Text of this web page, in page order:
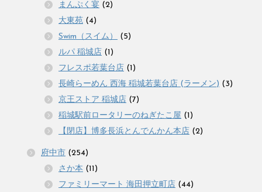
まんぷく宴 (2)
大東苑 (4)
Swim（スイム）
(5)
ルパ 稲城店 (1)
フレスポ若葉台店 (1)
長崎らーめん 西海 稲城若葉台店 (ラーメン) (3)
京王ストア 稲城店 (7)
稲城駅前ロータリーのねぎたこ屋 (1)
【閉店】博多長浜とんでんかん本店 (2)
府中市 (254)
さか本 (11)
ファミリーマート 海田押立町店 (44)